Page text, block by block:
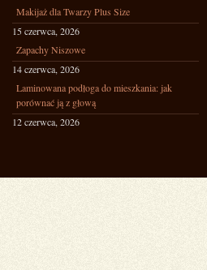
Makijaż dla Twarzy Plus Size
15 czerwca, 2026
Zapachy Niszowe
14 czerwca, 2026
Laminowana podłoga do mieszkania: jak
porównać ją z głową
12 czerwca, 2026